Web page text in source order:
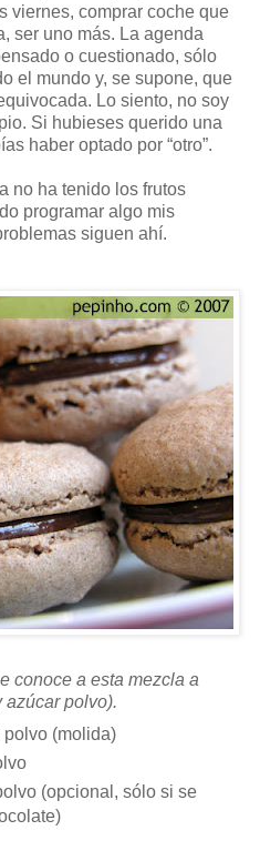
viernes, comprar coche que
ser uno más. La agenda
o cuestionado, sólo
el mundo y, se supone, que
Lo siento, no soy
Si hubieses querido una
haber optado por “otro”.
no ha tenido los frutos
programar algo mis
siguen ahí.
conoce a esta mezcla a
azúcar polvo).
polvo (molida)
(opcional, sólo si se